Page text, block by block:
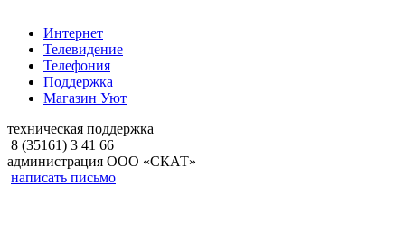
Интернет
Телевидение
Телефония
Поддержка
Магазин Уют
техническая поддержка
8 (35161) 3 41 66
администрация ООО «СКАТ»
написать письмо